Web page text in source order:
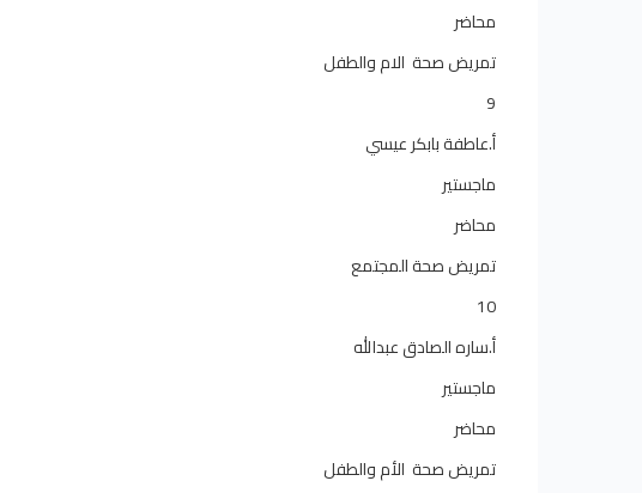
محاضر
تمريض صحة الام والطفل
9
أ.عاطفة بابكر عيسي
ماجستير
محاضر
تمريض صحة المجتمع
10
أ.ساره الصادق عبدالله
ماجستير
محاضر
تمريض صحة الأم والطفل